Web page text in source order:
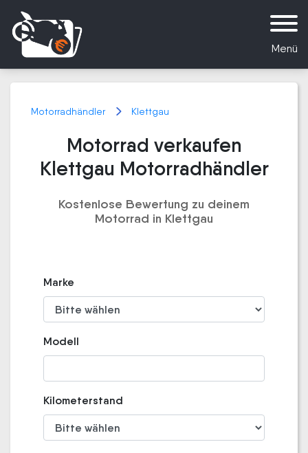
Menü
Motorradhändler Klettgau
Motorrad verkaufen
Klettgau Motorradhändler
Kostenlose Bewertung zu deinem
Motorrad in Klettgau
Marke
Modell
Kilometerstand